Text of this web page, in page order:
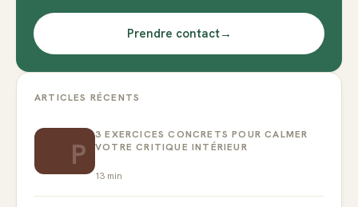
Prendre contact→
ARTICLES RÉCENTS
P
3 EXERCICES CONCRETS POUR CALMER
VOTRE CRITIQUE INTÉRIEUR
13 min